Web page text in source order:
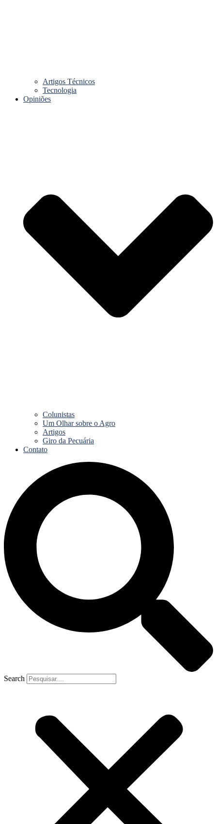
Artigos Técnicos
Tecnologia
Opiniões
Colunistas
Um Olhar sobre o Agro
Artigos
Giro da Pecuária
Contato
Search